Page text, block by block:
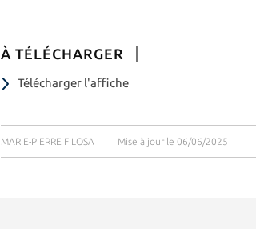
À TÉLÉCHARGER
Télécharger l'affiche
MARIE-PIERRE FILOSA | Mise à jour le 06/06/2025